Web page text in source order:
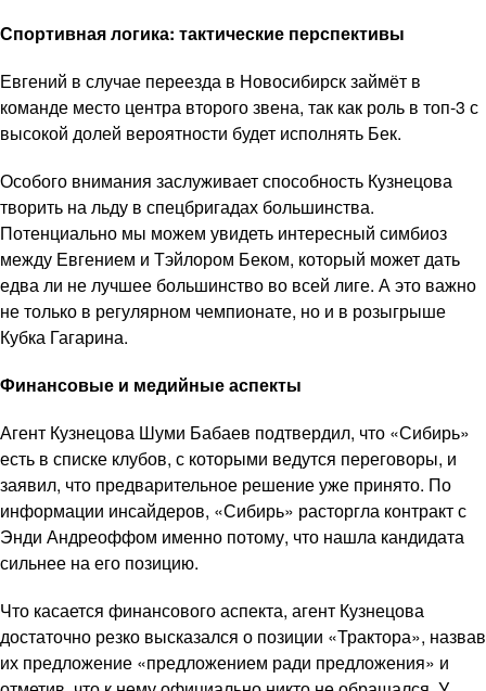
Спортивная логика: тактические перспективы
Евгений в случае переезда в Новосибирск займёт в
команде место центра второго звена, так как роль в топ-3 с
высокой долей вероятности будет исполнять Бек.
Особого внимания заслуживает способность Кузнецова
творить на льду в спецбригадах большинства.
Потенциально мы можем увидеть интересный симбиоз
между Евгением и Тэйлором Беком, который может дать
едва ли не лучшее большинство во всей лиге. А это важно
не только в регулярном чемпионате, но и в розыгрыше
Кубка Гагарина.
Финансовые и медийные аспекты
Агент Кузнецова Шуми Бабаев подтвердил, что «Сибирь»
есть в списке клубов, с которыми ведутся переговоры, и
заявил, что предварительное решение уже принято. По
информации инсайдеров, «Сибирь» расторгла контракт с
Энди Андреоффом именно потому, что нашла кандидата
сильнее на его позицию.
Что касается финансового аспекта, агент Кузнецова
достаточно резко высказался о позиции «Трактора», назвав
их предложение «предложением ради предложения» и